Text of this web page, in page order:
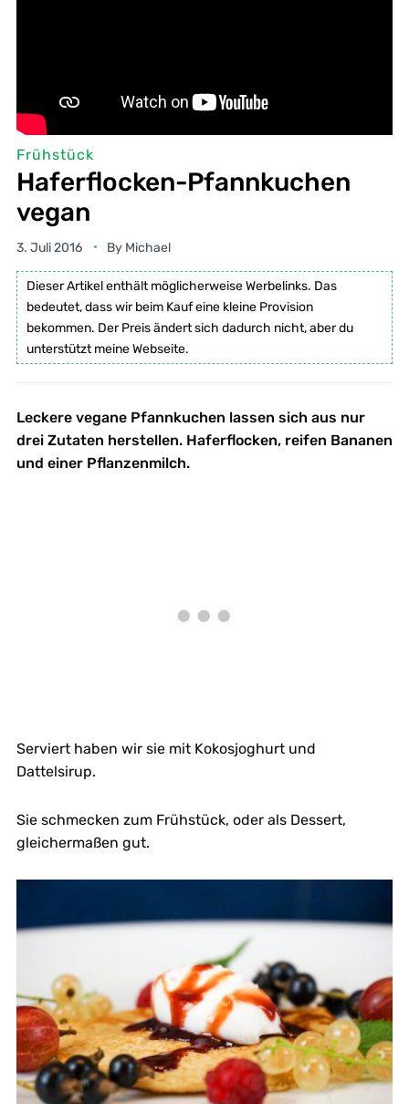
Frühstück
Haferflocken-Pfannkuchen
vegan
3. Juli 2016 By Michael
Dieser Artikel enthält möglicherweise Werbelinks. Das
bedeutet, dass wir beim Kauf eine kleine Provision
bekommen. Der Preis ändert sich dadurch nicht, aber du
unterstützt meine Webseite.
Leckere vegane Pfannkuchen lassen sich aus nur
drei Zutaten herstellen. Haferflocken, reifen Bananen
und einer Pflanzenmilch.
Serviert haben wir sie mit Kokosjoghurt und
Dattelsirup.
Sie schmecken zum Frühstück, oder als Dessert,
gleichermaßen gut.